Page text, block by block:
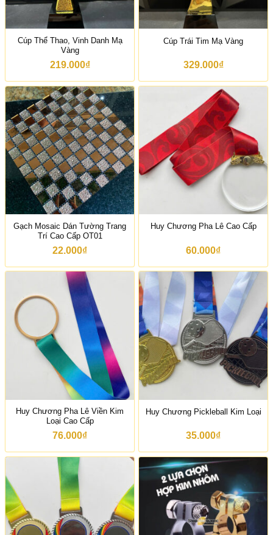
Cúp Thể Thao, Vinh Danh Mạ
Vàng
219.000₫
Cúp Trái Tim Mạ Vàng
329.000₫
Gạch Mosaic Dán Tường Trang
Trí Cao Cấp OT01
22.000₫
Huy Chương Pha Lê Cao Cấp
60.000₫
Huy Chương Pha Lê Viền Kim
Loại Cao Cấp
76.000₫
Huy Chương Pickleball Kim Loại
35.000₫